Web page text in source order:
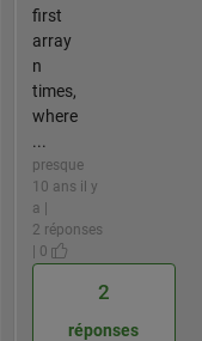
first
array
n
times,
where
...
presque
10 ans il y
a |
2 réponses
| 0
2
réponses